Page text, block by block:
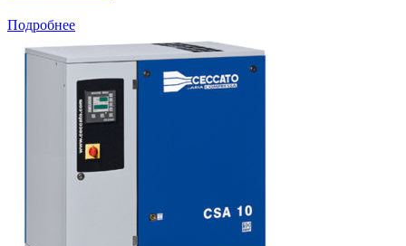
Подробнее